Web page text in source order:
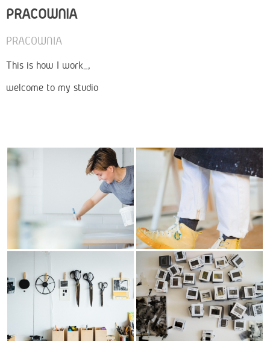
PRACOWNIA
PRACOWNIA
This is how I work_,
welcome to my studio